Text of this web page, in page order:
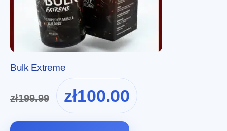
Bulk Extreme
zł199.99
Pierwotna
cena
wynosiła:
zł100.00
cena